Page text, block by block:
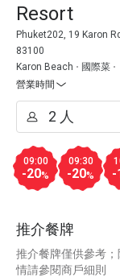
Resort
Phuket202, 19 Karon
83100
Karon Beach
國際菜
營業時間
09:00
-20%
09:30
-20% -
推介餐牌
推介餐牌僅供參考
情請參閱商戶細則